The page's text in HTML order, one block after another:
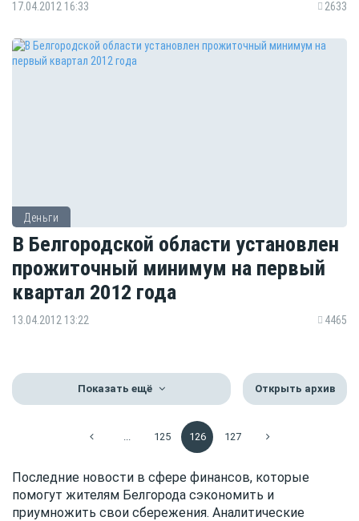
17.04.2012 16:33 2633
Деньги
В Белгородской области установлен
прожиточный минимум на первый
квартал 2012 года
13.04.2012 13:22 4465
Показать ещё Открыть архив
125 126 127
Последние новости в сфере финансов, которые
помогут жителям Белгорода сэкономить и
приумножить свои сбережения. Аналитические